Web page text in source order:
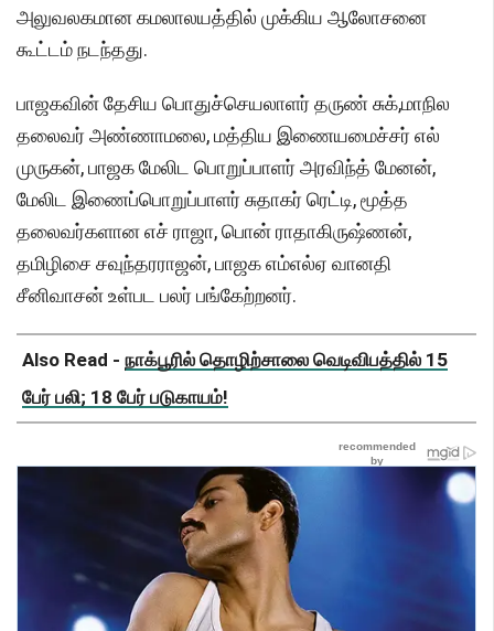
அலுவலகமான கமலாலயத்தில் முக்கிய ஆலோசனை
கூட்டம் நடந்தது.
பாஜகவின் தேசிய பொதுச்செயலாளர் தருண் சுக்,மாநில
தலைவர் அண்ணாமலை, மத்திய இணையமைச்சர் எல்
முருகன், பாஜக மேலிட பொறுப்பாளர் அரவிந்த் மேனன்,
மேலிட இணைப்பொறுப்பாளர் சுதாகர் ரெட்டி, மூத்த
தலைவர்களான எச் ராஜா, பொன் ராதாகிருஷ்ணன்,
தமிழிசை சவுந்தரராஜன், பாஜக எம்எல்ஏ வானதி
சீனிவாசன் உள்பட பலர் பங்கேற்றனர்.
Also Read - நாக்பூரில் தொழிற்சாலை வெடிவிபத்தில் 15
பேர் பலி; 18 பேர் படுகாயம்!